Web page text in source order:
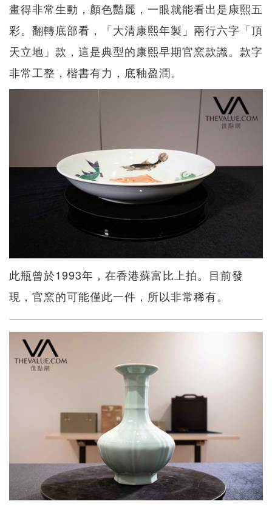
畫得非常生動，顏色豔麗，一眼就能看出是康熙五
彩。翻轉底部看，「大清康熙年製」兩行六字「頂
天立地」款，這是典型的康熙早期官窯款識。款字
非常工整，楷書有力，底釉盈潤。
此瓶曾於1993年，在香港蘇富比上拍。目前發
現，官窯的可能僅此一件，所以非常稀有。